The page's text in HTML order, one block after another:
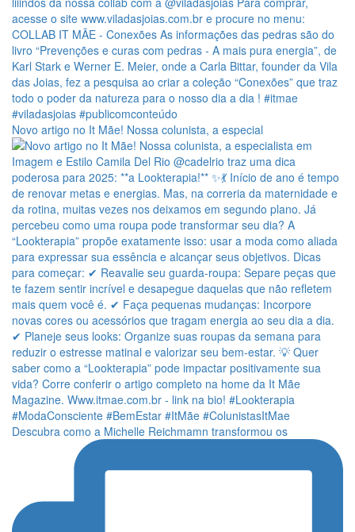
Novo artigo no It Mãe! Nossa colunista, a especial
Descubra como a Michelle Reichmamn transformou os